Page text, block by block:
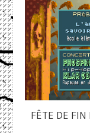
FÊTE DE FIN